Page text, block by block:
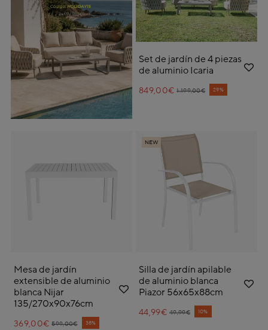
Set de jardín de 4 piezas
de aluminio Icaria
Price reduced from
1.199,00€
to 29%
849,00€
Mesa de jardín
extensible de aluminio
blanca Nijar
135/270x90x76cm
Price reduced from
599,00€
to 38%
369,00€
NEW
Silla de jardín apilable
de aluminio blanca
Piazor 56x65x88cm
Price reduced from
49,99€
to 10%
44,99€